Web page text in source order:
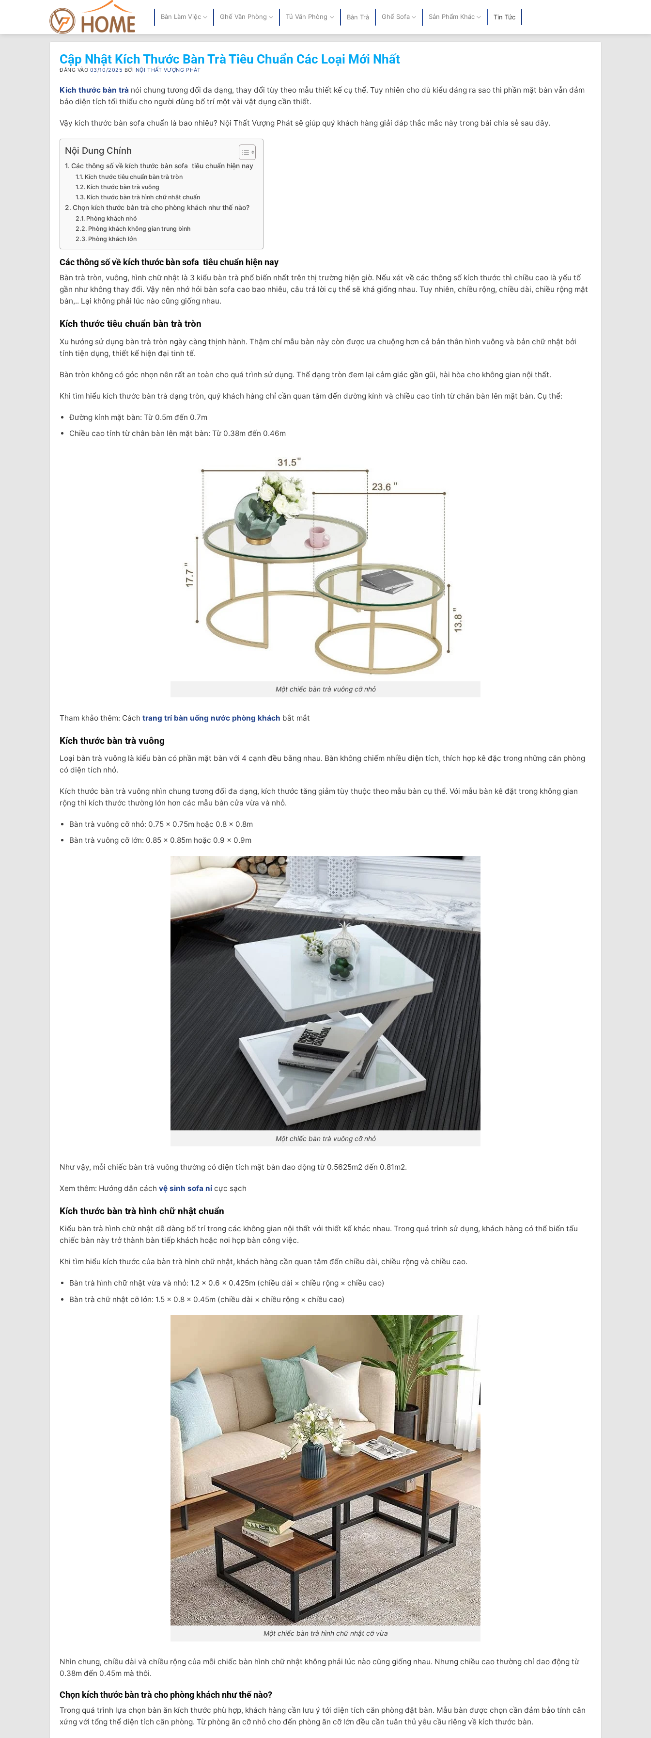
Bàn Làm Việc Ghế Văn Phòng Tủ Văn Phòng Bàn Trà Ghế Sofa Sản Phẩm Khác Tin Tức
Cập Nhật Kích Thước Bàn Trà Tiêu Chuẩn Các Loại Mới Nhất
ĐĂNG VÀO 03/10/2025 BỞI NỘI THẤT VƯỢNG PHÁT
Kích thước bàn trà nói chung tương đối đa dạng, thay đổi tùy theo mẫu thiết kế cụ thể. Tuy nhiên cho dù kiểu dáng ra sao thì phần mặt bàn vẫn đảm
bảo diện tích tối thiểu cho người dùng bố trí một vài vật dụng cần thiết.
Vậy kích thước bàn sofa chuẩn là bao nhiêu? Nội Thất Vượng Phát sẽ giúp quý khách hàng giải đáp thắc mắc này trong bài chia sẻ sau đây.
Nội Dung Chính
Các thông số về kích thước bàn sofa tiêu chuẩn hiện nay
Kích thước tiêu chuẩn bàn trà tròn
Kích thước bàn trà vuông
Kích thước bàn trà hình chữ nhật chuẩn
Chọn kích thước bàn trà cho phòng khách như thế nào?
Phòng khách nhỏ
Phòng khách không gian trung bình
Phòng khách lớn
Các thông số về kích thước bàn sofa tiêu chuẩn hiện nay
Bàn trà tròn, vuông, hình chữ nhật là 3 kiểu bàn trà phổ biến nhất trên thị trường hiện giờ. Nếu xét về các thông số kích thước thì chiều cao là yếu tố
gần như không thay đổi. Vậy nên nhớ hỏi bàn sofa cao bao nhiêu, câu trả lời cụ thể sẽ khá giống nhau. Tuy nhiên, chiều rộng, chiều dài, chiều rộng mặt
bàn,.. Lại không phải lúc nào cũng giống nhau.
Kích thước tiêu chuẩn bàn trà tròn
Xu hướng sử dụng bàn trà tròn ngày càng thịnh hành. Thậm chí mẫu bàn này còn được ưa chuộng hơn cả bản thân hình vuông và bản chữ nhật bởi
tính tiện dụng, thiết kế hiện đại tinh tế.
Bàn tròn không có góc nhọn nên rất an toàn cho quá trình sử dụng. Thế dạng tròn đem lại cảm giác gần gũi, hài hòa cho không gian nội thất.
Khi tìm hiểu kích thước bàn trà dạng tròn, quý khách hàng chỉ cần quan tâm đến đường kính và chiều cao tính từ chân bàn lên mặt bàn. Cụ thể:
Đường kính mặt bàn: Từ 0.5m đến 0.7m
Chiều cao tính từ chân bàn lên mặt bàn: Từ 0.38m đến 0.46m
Một chiếc bàn trà vuông cỡ nhỏ
Tham khảo thêm: Cách trang trí bàn uống nước phòng khách bắt mắt
Kích thước bàn trà vuông
Loại bàn trà vuông là kiểu bàn có phần mặt bàn với 4 cạnh đều bằng nhau. Bàn không chiếm nhiều diện tích, thích hợp kê đặc trong những căn phòng
có diện tích nhỏ.
Kích thước bàn trà vuông nhìn chung tương đối đa dạng, kích thước tăng giảm tùy thuộc theo mẫu bàn cụ thể. Với mẫu bàn kê đặt trong không gian
rộng thì kích thước thường lớn hơn các mẫu bàn cửa vừa và nhỏ.
Bàn trà vuông cỡ nhỏ: 0.75 × 0.75m hoặc 0.8 × 0.8m
Bàn trà vuông cỡ lớn: 0.85 × 0.85m hoặc 0.9 × 0.9m
Một chiếc bàn trà vuông cỡ nhỏ
Như vậy, mỗi chiếc bàn trà vuông thường có diện tích mặt bàn dao động từ 0.5625m2 đến 0.81m2.
Xem thêm: Hướng dẫn cách vệ sinh sofa nỉ cực sạch
Kích thước bàn trà hình chữ nhật chuẩn
Kiểu bàn trà hình chữ nhật dễ dàng bố trí trong các không gian nội thất với thiết kế khác nhau. Trong quá trình sử dụng, khách hàng có thể biến tấu
chiếc bàn này trở thành bàn tiếp khách hoặc nơi họp bàn công việc.
Khi tìm hiểu kích thước của bàn trà hình chữ nhật, khách hàng cần quan tâm đến chiều dài, chiều rộng và chiều cao.
Bàn trà hình chữ nhật vừa và nhỏ: 1.2 × 0.6 × 0.425m (chiều dài × chiều rộng × chiều cao)
Bàn trà chữ nhật cỡ lớn: 1.5 × 0.8 × 0.45m (chiều dài × chiều rộng × chiều cao)
Một chiếc bàn trà hình chữ nhật cỡ vừa
Nhìn chung, chiều dài và chiều rộng của mỗi chiếc bàn hình chữ nhật không phải lúc nào cũng giống nhau. Nhưng chiều cao thường chỉ dao động từ
0.38m đến 0.45m mà thôi.
Chọn kích thước bàn trà cho phòng khách như thế nào?
Trong quá trình lựa chọn bàn ăn kích thước phù hợp, khách hàng cần lưu ý tới diện tích căn phòng đặt bàn. Mẫu bàn được chọn cần đảm bảo tính cân
xứng với tổng thể diện tích căn phòng. Từ phòng ăn cỡ nhỏ cho đến phòng ăn cỡ lớn đều cần tuân thủ yêu cầu riêng về kích thước bàn.